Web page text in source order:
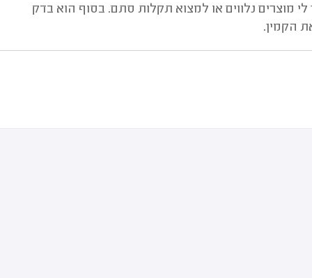
מוצרים נלווים או למצוא תקלות סתם. בסוף הוא בדק
הקמין.